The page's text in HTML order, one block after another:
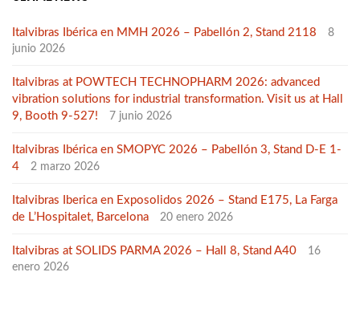
Italvibras Ibérica en MMH 2026 – Pabellón 2, Stand 2118
8
junio 2026
Italvibras at POWTECH TECHNOPHARM 2026: advanced
vibration solutions for industrial transformation. Visit us at Hall
9, Booth 9-527!
7 junio 2026
Italvibras Ibérica en SMOPYC 2026 – Pabellón 3, Stand D-E 1-
4
2 marzo 2026
Italvibras Iberica en Exposolidos 2026 – Stand E175, La Farga
de L’Hospitalet, Barcelona
20 enero 2026
Italvibras at SOLIDS PARMA 2026 – Hall 8, Stand A40
16
enero 2026